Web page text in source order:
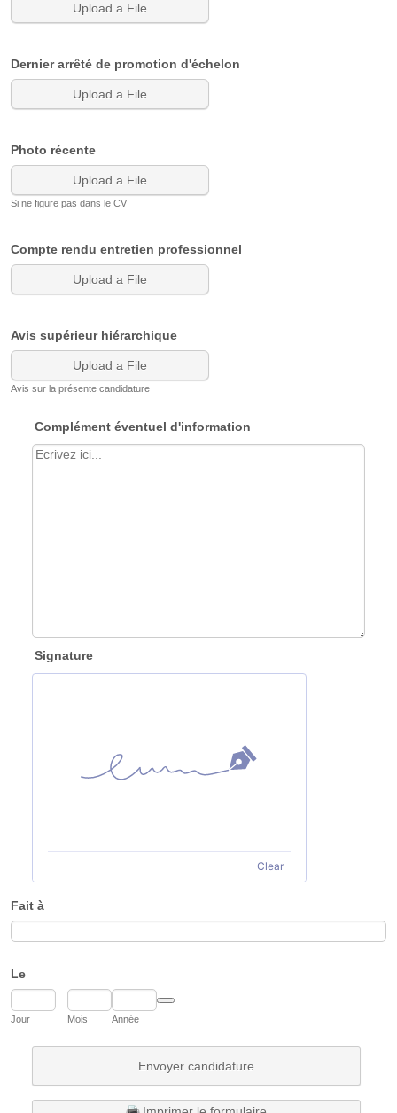
Upload a File
Dernier arrêté de promotion d'échelon
Upload a File
Photo récente
Upload a File
Si ne figure pas dans le CV
Compte rendu entretien professionnel
Upload a File
Avis supérieur hiérarchique
Upload a File
Avis sur la présente candidature
Complément éventuel d'information
Signature
Clear
Fait à
Le
Jour Mois Année
Date Picker Icon
Envoyer candidature